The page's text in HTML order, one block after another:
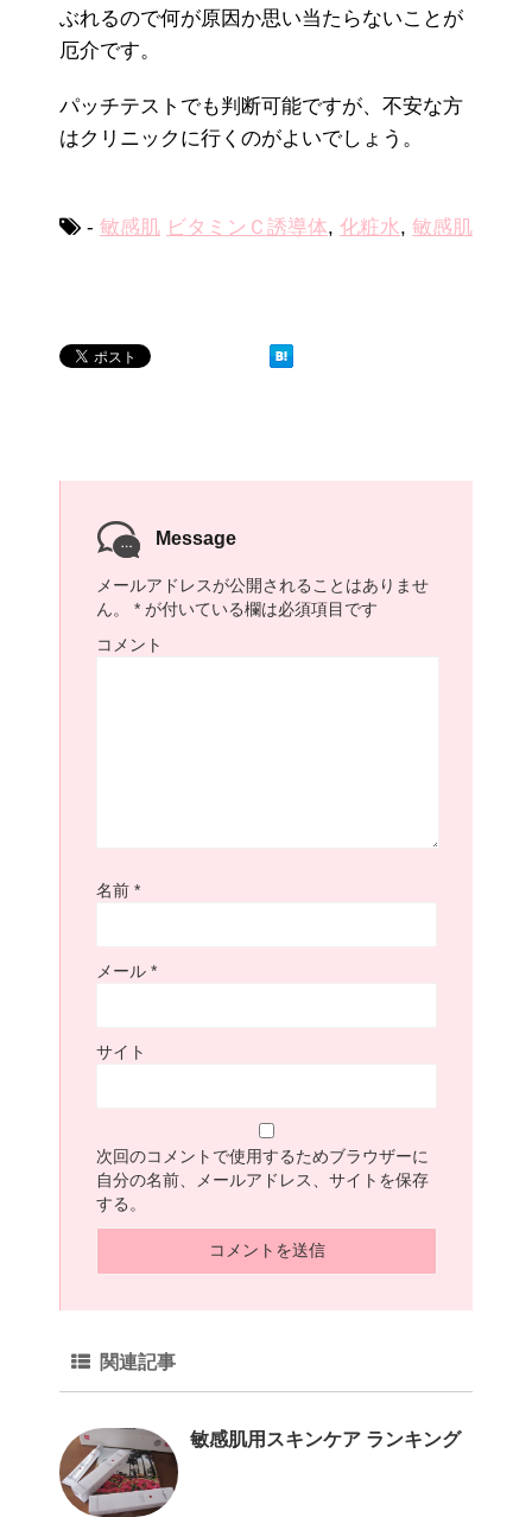
ぶれるので何が原因か思い当たらないことが
厄介です。
パッチテストでも判断可能ですが、不安な方
はクリニックに行くのがよいでしょう。
- 敏感肌 ビタミンＣ誘導体, 化粧水, 敏感肌
Message
メールアドレスが公開されることはありませ
ん。
* が付いている欄は必須項目です
コメント
名前 *
メール *
サイト
次回のコメントで使用するためブラウザーに
自分の名前、メールアドレス、サイトを保存
する。
関連記事
敏感肌用スキンケア ランキング